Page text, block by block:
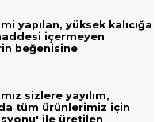
yapılan, yüksek kalıcığa
içermeyen
beğenisine
sizlere yayılım,
tüm ürünlerimiz için
ile üretilen